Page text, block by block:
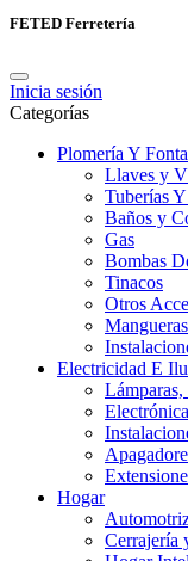
FETED Ferretería
Inicia sesión
Categorías
Plomería Y
Llaves y
Tuberías
Baños y
Gas
Bombas
Tinacos
Otros
Mangueras
Electricidad E
Hogar
Cerrajería